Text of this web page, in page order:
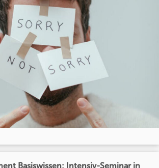
Basiswissen: Intensiv-Seminar in